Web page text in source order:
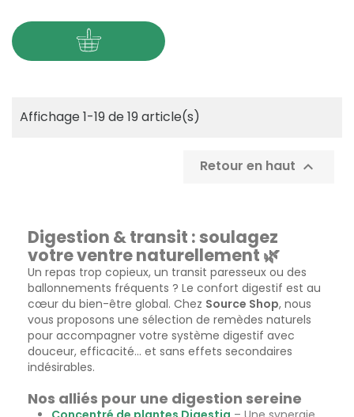
Affichage 1-19 de 19 article(s)
Retour en haut 
Digestion & transit : soulagez
votre ventre naturellement 🌿
Un repas trop copieux, un transit paresseux ou des
ballonnements fréquents ? Le confort digestif est au
cœur du bien-être global. Chez Source Shop, nous
vous proposons une sélection de remèdes naturels
pour accompagner votre système digestif avec
douceur, efficacité… et sans effets secondaires
indésirables.
Nos alliés pour une digestion sereine